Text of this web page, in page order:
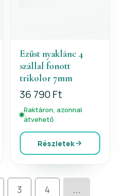
Ezüst nyaklánc 4
szállal fonott
trikolor 7mm
36 790 Ft
Raktáron, azonnal
átvehető
Részletek
3 4 ...